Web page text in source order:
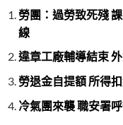
勞團：過勞致死殘
線
違章工廠輔導結束
勞退金自提額 所得
冷氣團來襲 職安署